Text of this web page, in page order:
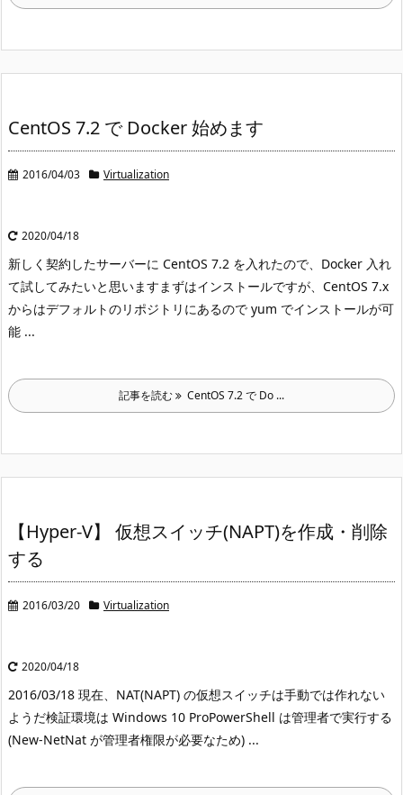
CentOS 7.2 で Docker 始めます
2016/04/03 Virtualization
2020/04/18
新しく契約したサーバーに CentOS 7.2 を入れたので、Docker 入れ
て試してみたいと思いますまずはインストールですが、CentOS 7.x
からはデフォルトのリポジトリにあるので yum でインストールが可
能 ...
記事を読む CentOS 7.2 で Do ...
【Hyper-V】 仮想スイッチ(NAPT)を作成・削除
する
2016/03/20 Virtualization
2020/04/18
2016/03/18 現在、NAT(NAPT) の仮想スイッチは手動では作れない
ようだ検証環境は Windows 10 ProPowerShell は管理者で実行する
(New-NetNat が管理者権限が必要なため) ...